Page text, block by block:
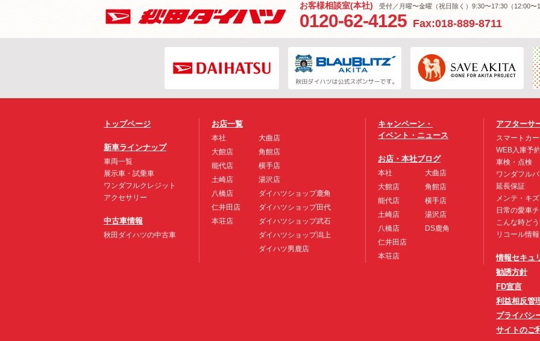
お客様相談室(本社) 受付／月曜〜金曜（祝日除く）9:30〜17:30（12:00〜
0120-62-4125 Fax:018-889-8711
トップページ
新車ラインナップ
車両一覧
展示車・試乗車
ワンダフルクレジット
アクセサリー
中古車情報
秋田ダイハツの中古車
お店一覧
本社
大館店
能代店
土崎店
八橋店
仁井田店
本荘店
大曲店
角館店
横手店
湯沢店
ダイハツショップ鹿角
ダイハツショップ田代
ダイハツショップ武石
ダイハツショップ潟上
ダイハツ男鹿店
キャンペーン・
イベント・ニュース
お店・本社ブログ
本社
大館店
能代店
土崎店
八橋店
仁井田店
本荘店
大曲店
角館店
横手店
湯沢店
DS鹿角
アフターサ
スマートカ
WEB入庫予
車検・点検
ワンダフル
延長保証
メンテ・キ
日常の愛車
こんな時ど
リコール情報
情報セキュ
勧誘方針
FD宣言
利益相反管
プライバシ
サイトのご